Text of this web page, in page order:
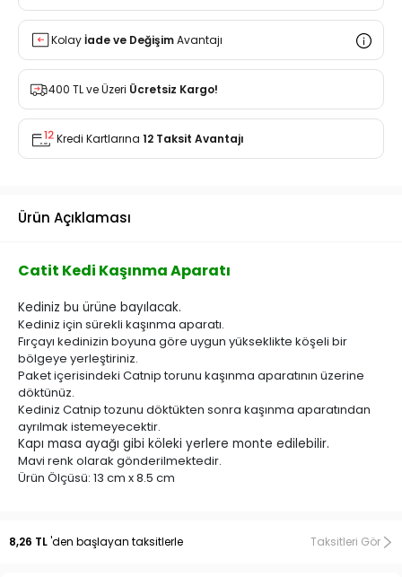
Kolayİade ve DeğişimAvantajı
400 TL ve Üzeri Ücretsiz Kargo!
Kredi Kartlarına 12 Taksit Avantajı
Ürün Açıklaması
Catit Kedi Kaşınma Aparatı
Kediniz bu ürüne bayılacak.
Kediniz için sürekli kaşınma aparatı.
Fırçayı kedinizin boyuna göre uygun yükseklikte köşeli bir
bölgeye yerleştiriniz.
Paket içerisindeki Catnip torunu kaşınma aparatının üzerine
döktünüz.
Kediniz Catnip tozunu döktükten sonra kaşınma aparatından
ayrılmak istemeyecektir.
Kapı masa ayağı gibi köleki yerlere monte edilebilir.
Mavi renk olarak gönderilmektedir.
Ürün Ölçüsü: 13 cm x 8.5 cm
pratik ve kullanışlı ürünlerin buluşma noktasıdır. Temizlik
8,26 TL'den başlayan taksitlerle Taksitleri Gör